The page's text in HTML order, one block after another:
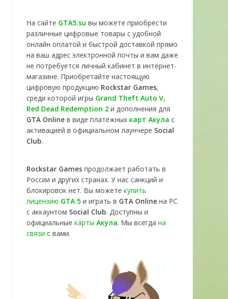
На сайте GTA5.su вы можете приобрести
различные цифровые товары с удобной
онлайн оплатой и быстрой доставкой прямо
на ваш адрес электронной почты и вам даже
не потребуется личный кабинет в интернет-
магазине. Приобретайте настоящую
цифровую продукцию Rockstar Games,
среди которой игры Grand Theft Auto V,
Red Dead Redemption 2 и дополнения для
GTA Online в виде платёжных карт Акула с
активацией в официальном лаунчере Social
Club.
Rockstar Games продолжает работать в
России и других странах. У нас санкций и
блокировок нет. Вы можете купить
лицензию GTA 5 и играть в GTA Online на PC
с аккаунтом Social Club. Доступны и
официальные карты Акула. Мы всегда на
связи с вами.